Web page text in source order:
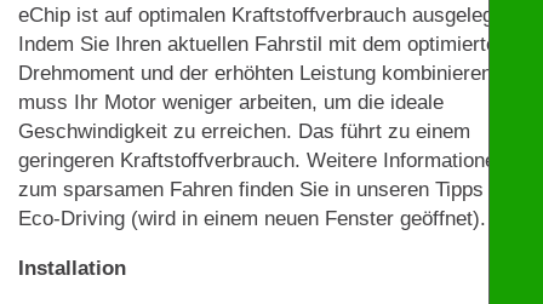
eChip ist auf optimalen Kraftstoffverbrauch ausgelegt.
Indem Sie Ihren aktuellen Fahrstil mit dem optimierten
Drehmoment und der erhöhten Leistung kombinieren,
muss Ihr Motor weniger arbeiten, um die ideale
Geschwindigkeit zu erreichen. Das führt zu einem
geringeren Kraftstoffverbrauch. Weitere Informationen
zum sparsamen Fahren finden Sie in unseren Tipps zu
Eco-Driving (wird in einem neuen Fenster geöffnet).
Installation